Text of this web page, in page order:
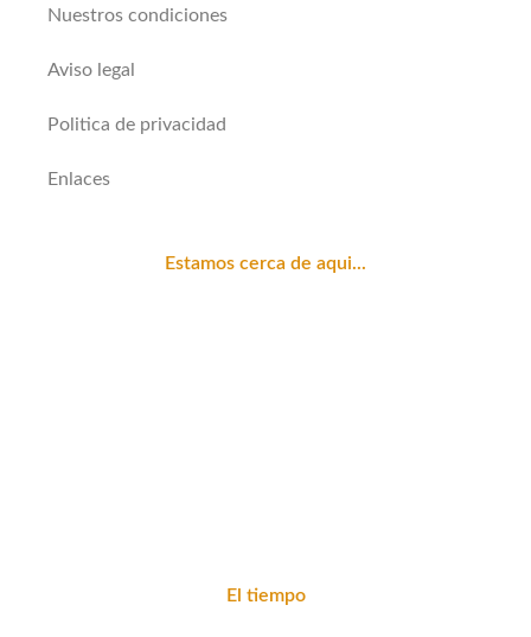
Nuestros condiciones
Aviso legal
Politica de privacidad
Enlaces
Estamos cerca de aqui...
El tiempo